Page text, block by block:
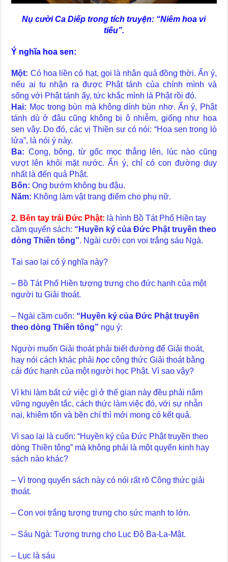
Nụ cười Ca Diếp trong tích truyện: “Niêm hoa vi
tiếu”.
Ý nghĩa hoa sen:
Một: Có hoa liền có hạt, gọi là nhân quả đồng thời. Ẩn ý,
nếu ai tu nhận ra được Phật tánh của chính mình và
sống với Phật tánh ấy, tức khắc mình là Phật rồi đó.
Hai: Mọc trong bùn mà không dính bùn nhơ. Ẩn ý, Phật
tánh dù ở đâu cũng không bị ô nhiễm, giống như hoa
sen vậy. Do đó, các vị Thiền sư có nói: “Hoa sen trong lò
lửa”, là nói ý này.
Ba: Cọng, bông, từ gốc mọc thẳng lên, lúc nào cũng
vượt lên khỏi mặt nước. Ẩn ý, chỉ có con đường duy
nhất là đến quả Phật.
Bốn: Ong bướm không bu đậu.
Năm: Không làm vật trang điểm cho phụ nữ.
2. Bên tay trái Đức Phật: là hình Bồ Tát Phổ Hiền tay
cầm quyển sách: “Huyền ký của Đức Phật truyền theo
dòng Thiền tông”. Ngài cưỡi con voi trắng sáu Ngà.
Tại sao lại có ý nghĩa này?
– Bồ Tát Phổ Hiền tượng trưng cho đức hạnh của một
người tu Giải thoát.
– Ngài cầm cuốn: “Huyền ký của Đức Phật truyền
theo dòng Thiền tông” ngụ ý:
Người muốn Giải thoát phải biết đường để Giải thoát,
hay nói cách khác phảihọc công thức Giải thoát bằng
cái đức hạnh của một người học Phật. Vì sao vậy?
Vì khi làm bất cứ việc gì ở thế gian này đều phải nắm
vững nguyên tắc, cách thức làm việc đó, với sự nhẫn
nại, khiêm tốn và bền chí thì mới mong có kết quả.
Vì sao lại là cuốn: “Huyền ký của Đức Phật truyền theo
dòng Thiền tông” mà không phải là một quyển kinh hay
sách nào khác?
– Vì trong quyển sách này có nói rất rõ Công thức giải
thoát.
– Con voi trắng tượng trưng cho sức mạnh to lớn.
– Sáu Ngà: Tượng trưng cho Lục Độ Ba-La-Mật.
– Lục là sáu